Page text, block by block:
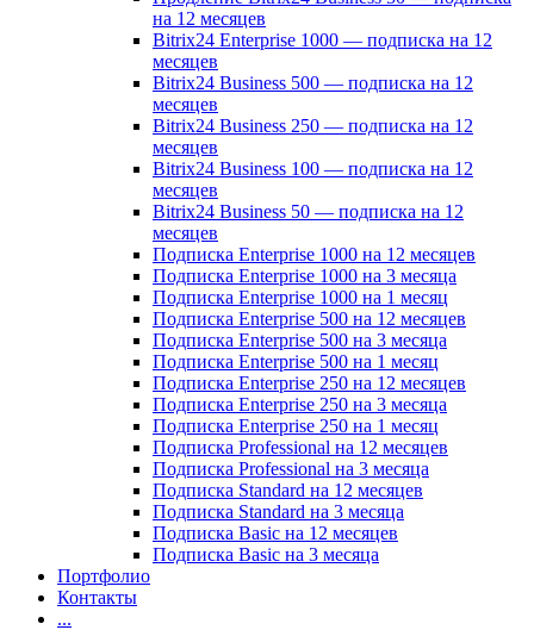
на 12 месяцев
Bitrix24 Enterprise 1000 — подписка на 12
месяцев
Bitrix24 Business 500 — подписка на 12
месяцев
Bitrix24 Business 250 — подписка на 12
месяцев
Bitrix24 Business 100 — подписка на 12
месяцев
Bitrix24 Business 50 — подписка на 12
месяцев
Подписка Enterprise 1000 на 12 месяцев
Подписка Enterprise 1000 на 3 месяца
Подписка Enterprise 1000 на 1 месяц
Подписка Enterprise 500 на 12 месяцев
Подписка Enterprise 500 на 3 месяца
Подписка Enterprise 500 на 1 месяц
Подписка Enterprise 250 на 12 месяцев
Подписка Enterprise 250 на 3 месяца
Подписка Enterprise 250 на 1 месяц
Подписка Professional на 12 месяцев
Подписка Professional на 3 месяца
Подписка Standard на 12 месяцев
Подписка Standard на 3 месяца
Подписка Basic на 12 месяцев
Подписка Basic на 3 месяца
Портфолио
Контакты
...